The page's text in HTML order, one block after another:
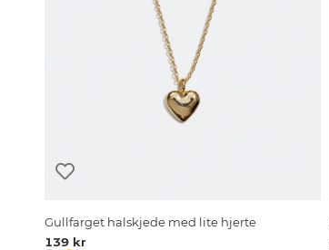
Gullfarget halskjede med lite hjerte
139 kr